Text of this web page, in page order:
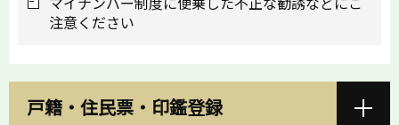
注意ください
戸籍・住民票・印鑑登録